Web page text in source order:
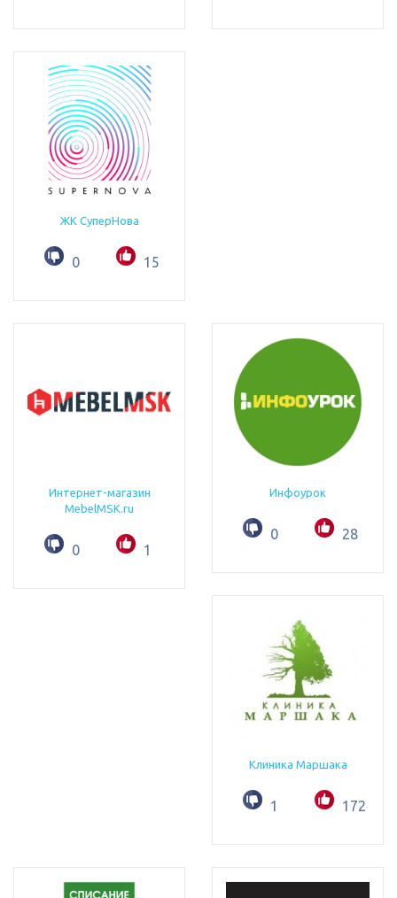
ЖК СуперНова
0 15
Интернет-магазин
MebelMSK.ru
0 1
Инфоурок
0 28
Клиника Маршака
1 172